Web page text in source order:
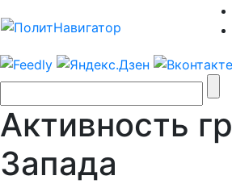
Активность
Запада